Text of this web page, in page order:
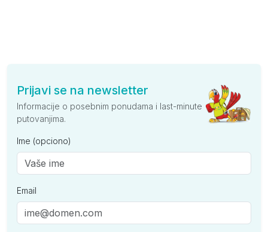
Prijavi se na newsletter
Informacije o posebnim ponudama i last-minute
putovanjima.
Ime (opciono)
Email